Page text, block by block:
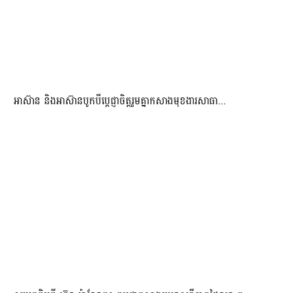
អាស៊ាន និងអាស៊ានបូកបីប្តេជ្ញាចិត្តរួមគ្នាកសាងមុខងារសាធា...